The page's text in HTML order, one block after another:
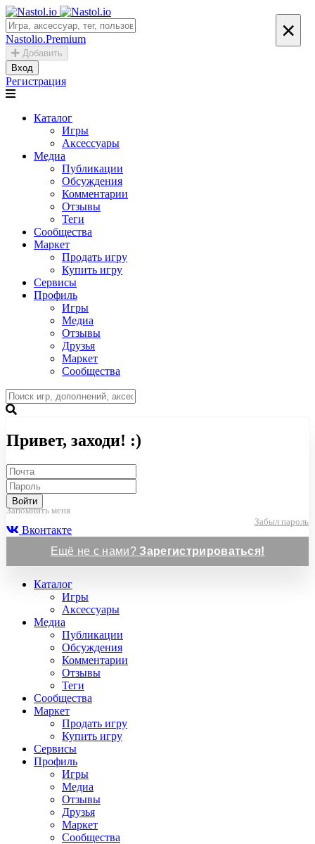
Nastolio.Premium
Добавить
Вход
Регистрация
Каталог
Игры
Аксессуары
Медиа
Публикации
Обсуждения
Комментарии
Отзывы
Теги
Сообщества
Маркет
Продать игру
Купить игру
Сервисы
Профиль
Игры
Медиа
Отзывы
Друзья
Маркет
Сообщества
×
Привет, заходи! :)
Войти
Запомнить меня
Забыл пароль
Вконтакте
Ещё не с нами?Зарегистрироваться!
Каталог
Игры
Аксессуары
Медиа
Публикации
Обсуждения
Комментарии
Отзывы
Теги
Сообщества
Маркет
Продать игру
Купить игру
Сервисы
Профиль
Игры
Медиа
Отзывы
Друзья
Маркет
Сообщества